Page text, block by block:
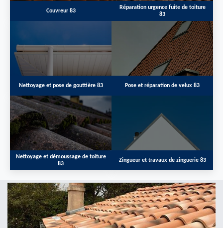
Couvreur 83
Réparation urgence fuite de toiture
83
Nettoyage et pose de gouttière 83 Pose et réparation de velux 83
Nettoyage et démoussage de toiture
83
Zingueur et travaux de zinguerie 83